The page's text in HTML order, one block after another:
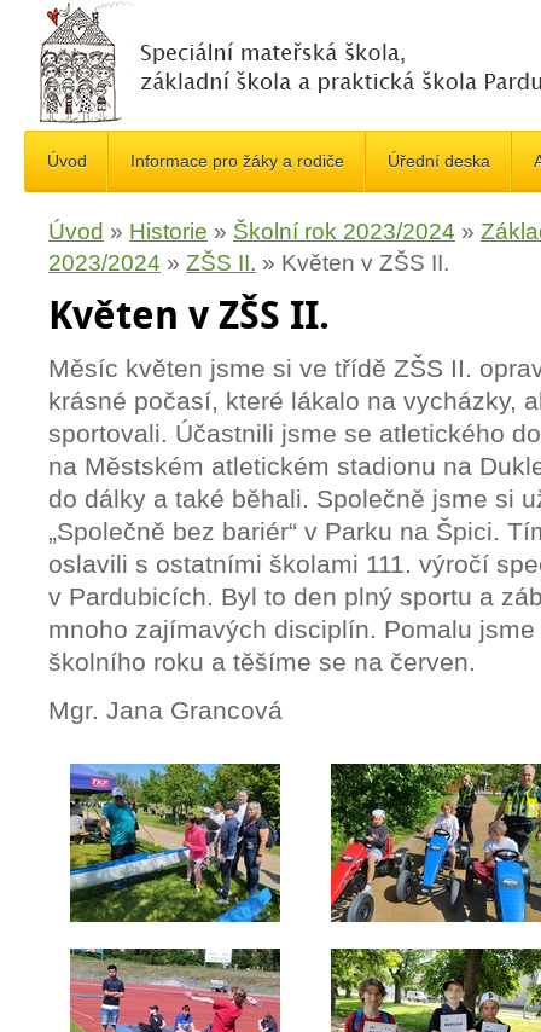
Úvod Informace pro žáky a rodiče Úřední deska
Úvod » Historie » Školní rok 2023/2024 »
2023/2024 » ZŠS II. » Květen v ZŠS II.
Květen v ZŠS II.
Měsíc květen jsme si ve třídě ZŠS II.
krásné počasí, které lákalo na vycházky,
sportovali. Účastnili jsme se atletického
na Městském atletickém stadionu na
do dálky a také běhali. Společně jsme si
„Společně bez bariér“ v Parku na Špici.
oslavili s ostatními školami 111. výročí
v Pardubicích. Byl to den plný sportu a
mnoho zajímavých disciplín. Pomalu
školního roku a těšíme se na červen.
Mgr. Jana Grancová